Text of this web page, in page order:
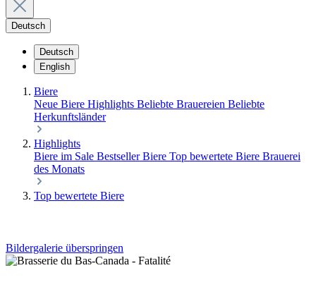
Deutsch
Deutsch
English
Biere
Neue Biere Highlights Beliebte Brauereien Beliebte
Herkunftsländer
Highlights
Biere im Sale Bestseller Biere Top bewertete Biere Brauerei
des Monats
Top bewertete Biere
Bildergalerie überspringen